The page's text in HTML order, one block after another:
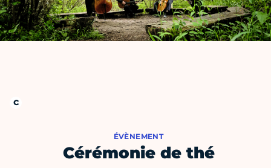
ÉVÈNEMENT
Cérémonie de thé